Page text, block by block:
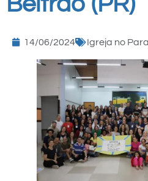
14/06/2024 Igreja no